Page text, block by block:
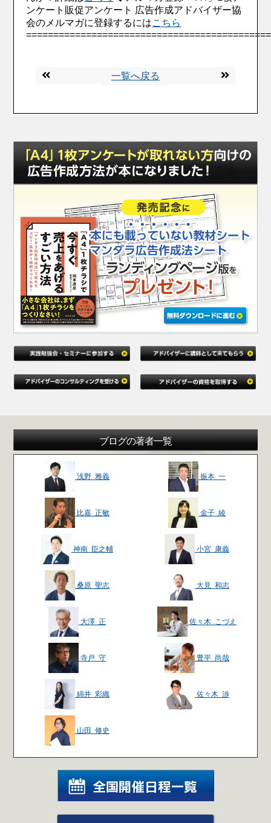
ンケート販促アンケート 広告作成アドバイザー協
会のメルマガに登録するにはこちら
一覧へ戻る
ブログの著者一覧
浅野 雅義 振本 一
比嘉 正敏 金子 綾
神南 臣之輔 小宮 康義
桑原 聖志 大見 和志
大澤 正 佐々木 こづえ
寺戸 守 豊平 尚哉
綿井 彩織 佐々木 渉
山田 修史